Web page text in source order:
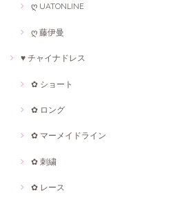
ღ UATONLINE
ღ 藤伊曼
♥ チャイナドレス
✿ ショート
✿ ロング
✿ マーメイドライン
✿ 刺繍
✿ レース